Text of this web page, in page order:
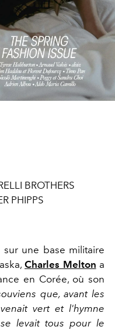
BROTHERS
PHIPPS
une base militaire
Charles Melton a
en Corée, où son
que, avant les
vert et l'hymne
levait tous pour le